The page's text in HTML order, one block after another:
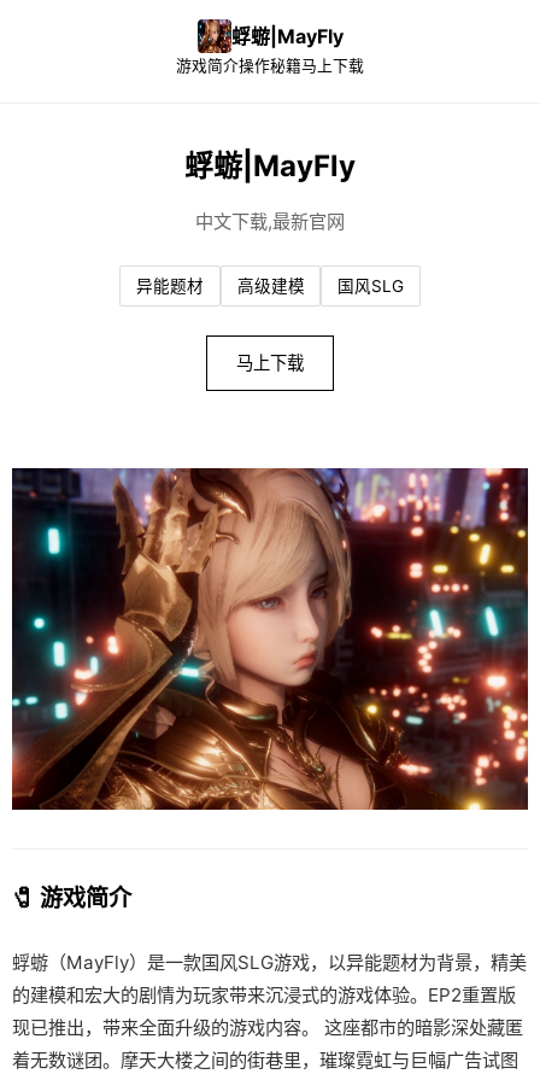
蜉蝣|MayFly
游戏简介操作秘籍马上下载
蜉蝣|MayFly
中文下载,最新官网
异能题材 高级建模 国风SLG
马上下载
🧷 游戏简介
蜉蝣（MayFly）是一款国风SLG游戏，以异能题材为背景，精美
的建模和宏大的剧情为玩家带来沉浸式的游戏体验。EP2重置版
现已推出，带来全面升级的游戏内容。 这座都市的暗影深处藏匿
着无数谜团。摩天大楼之间的街巷里，璀璨霓虹与巨幅广告试图